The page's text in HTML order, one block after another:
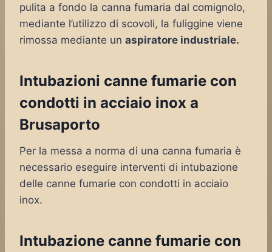
pulita a fondo la canna fumaria dal comignolo,
mediante l’utilizzo di scovoli, la fuliggine viene
rimossa mediante un aspiratore industriale.
Intubazioni canne fumarie con
condotti in acciaio inox a
Brusaporto
Per la messa a norma di una canna fumaria è
necessario eseguire interventi di intubazione
delle canne fumarie con condotti in acciaio
inox.
Intubazione canne fumarie con